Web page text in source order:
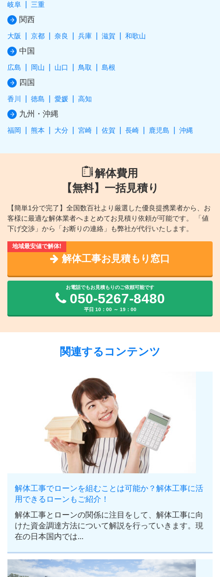
岐阜
三重
関西
大阪 京都 奈良 兵庫 滋賀 和歌山
中国
広島 岡山 山口 鳥取 島根
四国
香川 徳島 愛媛 高知
九州・沖縄
福岡 熊本 大分 宮崎 佐賀 長崎 鹿児島 沖縄
解体費用
【無料】一括見積り
【簡単1分で完了】全国数百社より厳選した優良提携業者から、 お
客様に最適な解体業者へまとめてお見積り依頼が可能です。
「値
下げ交渉」から「お断りの連絡」も弊社が代行いたします。
解体工事お見積もり窓口
お電話でもお見積もりのご依頼可能です
050-5267-8480
平日 10：00 ～ 19：00
関連するコンテンツ
解体工事でローンを組むことは可能か？解体工事に活
用できるローンもご紹介！
解体工事とローンの関係に注目をして、解体工事に向
けた資金調達方法について解説を行っていきます。現
在の日本国内では...